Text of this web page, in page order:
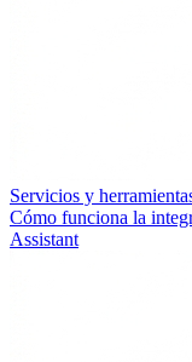
Servicios y
Cómo funciona la
Assistant